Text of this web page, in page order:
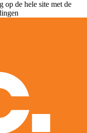
de hele site met de